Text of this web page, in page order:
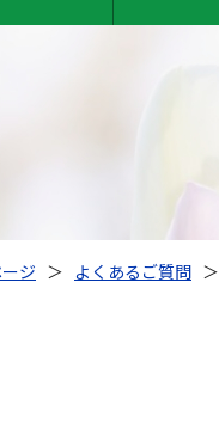
ジ ＞ よくあるご質問 ＞